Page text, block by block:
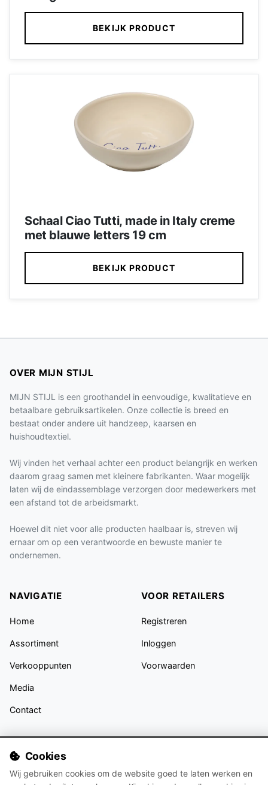
BEKIJK PRODUCT
Schaal Ciao Tutti, made in Italy creme
met blauwe letters 19 cm
BEKIJK PRODUCT
OVER MIJN STIJL
MIJN STIJL is een groothandel in eenvoudige, kwalitatieve en
betaalbare gebruiksartikelen. Onze collectie is breed en
bestaat onder andere uit handzeep, kaarsen en
huishoudtextiel.
Wij vinden het verhaal achter een product belangrijk en werken
daarom graag samen met kleinere fabrikanten. Waar mogelijk
laten wij de eindassemblage verzorgen door medewerkers met
een afstand tot de arbeidsmarkt.
Hoewel dit niet voor alle producten haalbaar is, streven wij
ernaar om op een verantwoorde en bewuste manier te
ondernemen.
NAVIGATIE
Home
Assortiment
Verkooppunten
Media
Contact
VOOR RETAILERS
Registreren
Inloggen
Voorwaarden
Cookies
Wij gebruiken cookies om de website goed te laten werken en